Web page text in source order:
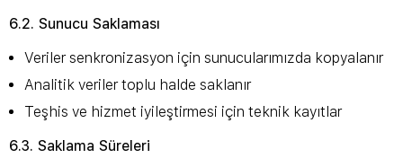
6.2. Sunucu Saklaması
Veriler senkronizasyon için sunucularımızda kopyalanır
Analitik veriler toplu halde saklanır
Teşhis ve hizmet iyileştirmesi için teknik kayıtlar
6.3. Saklama Süreleri